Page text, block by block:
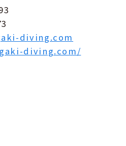
diving.com
diving.com/